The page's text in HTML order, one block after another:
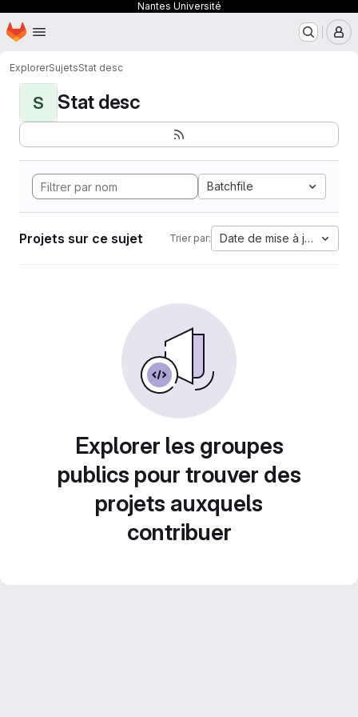
Nantes Université
Passer au contenu principal
Page d'accueil
ExplorerSujetsStat desc
S Stat desc
Batchfile
Projets sur ce sujet Trier par: Date de mise à jour
Explorer les groupes
publics pour trouver des
projets auxquels
contribuer